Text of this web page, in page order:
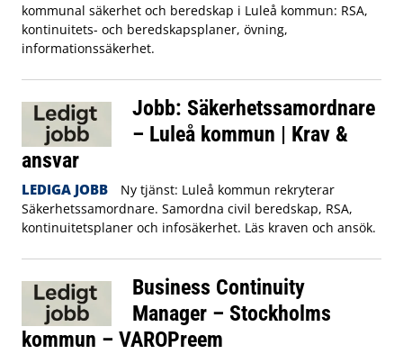
kommunal säkerhet och beredskap i Luleå kommun: RSA,
kontinuitets- och beredskapsplaner, övning,
informationssäkerhet.
Jobb: Säkerhetssamordnare
– Luleå kommun | Krav &
ansvar
LEDIGA JOBB
Ny tjänst: Luleå kommun rekryterar
Säkerhetssamordnare. Samordna civil beredskap, RSA,
kontinuitetsplaner och infosäkerhet. Läs kraven och ansök.
Business Continuity
Manager – Stockholms
kommun – VAROPreem